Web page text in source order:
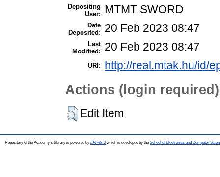
Depositing
User:
MTMT SWORD
Date
Deposited:
20 Feb 2023 08:47
Last
Modified:
20 Feb 2023 08:47
URI: http://real.mtak.hu/id/
Actions (login required)
Edit Item
Repository of the Academy's Library is powered by EPrints 3which is developed by the School of Electronics and Computer